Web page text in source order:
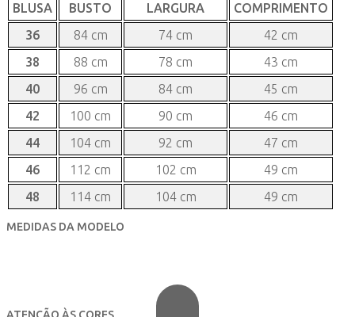
BLUSA BUSTO LARGURA
COMPRIMENTO
36
84 cm 74 cm
42 cm
38
88 cm 78 cm
43 cm
40
96 cm 84 cm
45 cm
42
100 cm 90 cm
46 cm
44
104 cm 92 cm
47 cm
46
112 cm 102 cm
49 cm
48
114 cm 104 cm 49 cm
MEDIDAS DA MODELO